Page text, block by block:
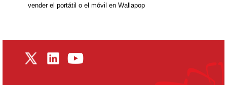
vender el portátil o el móvil en Wallapop